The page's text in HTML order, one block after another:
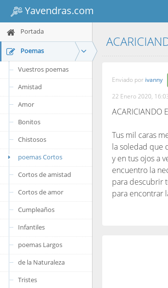
Yavendras.com
Portada
Poemas
Vuestros poemas
Amistad
Amor
Bonitos
Chistosos
poemas Cortos
Cortos de amistad
Cortos de amor
Cumpleaños
Infantiles
poemas Largos
de la Naturaleza
Tristes
Enviado por ivanny
22 Enero 2020,
ACARICIANDO
Tus mil caras
la soledad que
y en tus ojos a
encuentro la
para descubrir
para encontrar